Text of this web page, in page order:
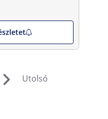
Utolsó